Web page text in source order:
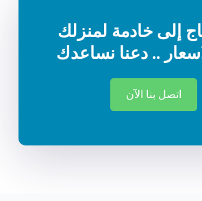
إلى خادمة لمنزلك
.. دعنا نساعدك
اتصل بنا الآن